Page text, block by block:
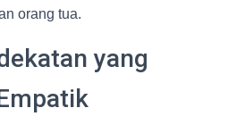
orang tua.
yang